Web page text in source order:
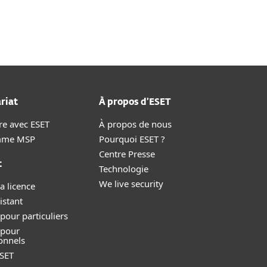
avec ESET
MSP
licence
particuliers
À propos d’ESET
À propos de nous
Pourquoi ESET ?
Centre Presse
Technologie
We live security